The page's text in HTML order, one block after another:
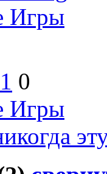
Игры
0
Игры